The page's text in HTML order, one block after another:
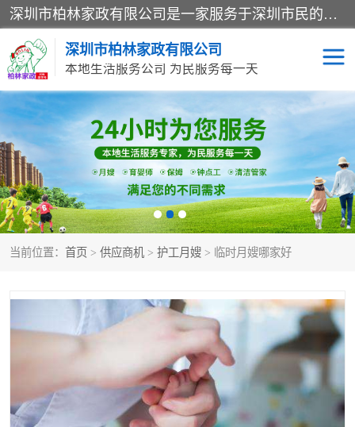
深圳市柏林家政有限公司是一家服务于深圳市民的专业家政公司。致力于为客户提供高质量、多维度的家庭服务，包括养老、母婴、月嫂育婴早教、康复理疗、家电清洗和保洁等方面的专业服务。
深圳市柏林家政有限公司
本地生活服务公司 为民服务每一天
当前位置： 首页 > 供应商机 > 护工月嫂 > 临时月嫂哪家好
家居保洁 护工月嫂
家庭保姆 家政服务